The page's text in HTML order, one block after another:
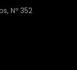
Nº 352